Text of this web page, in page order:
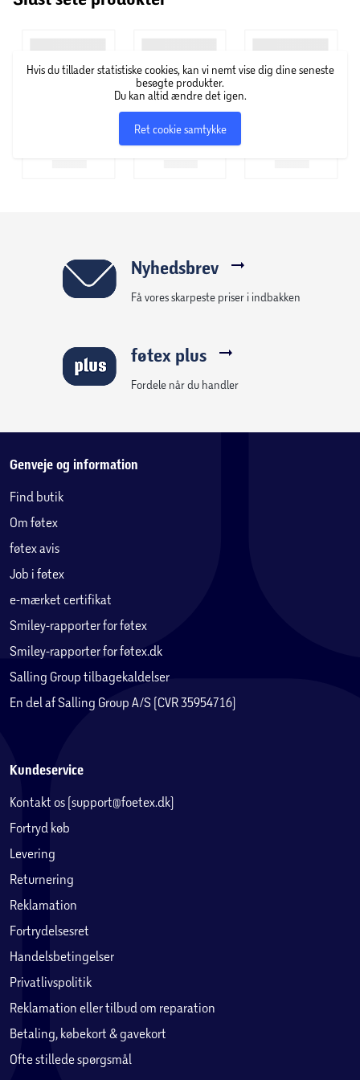
Dogman er en af Nordens største leverandører af
kæledyrsprodukter og har mere end 50 års erfaring i
branchen. Hos Dogman er deres vision at give kæledyr og
deres ejere den bedste hverdag ved at tilbyde rimelige og
nøje udvalgte produkter til hunde, katte, smådyr, fugle, fisk
Hvis du tillader statistiske cookies, kan vi nemt vise dig dine seneste
besøgte produkter.
Du kan altid ændre det igen.
Ret cookie samtykke
Nyhedsbrev
Få vores skarpeste priser i indbakken
føtex plus
Fordele når du handler
Genveje og information
Find butik
Om føtex
føtex avis
Job i føtex
e-mærket certifikat
Smiley-rapporter for føtex
Smiley-rapporter for føtex.dk
Salling Group tilbagekaldelser
En del af Salling Group A/S (CVR 35954716)
Kundeservice
Kontakt os (support@foetex.dk)
Fortryd køb
Levering
Returnering
Reklamation
Fortrydelsesret
Handelsbetingelser
Privatlivspolitik
Reklamation eller tilbud om reparation
Betaling, købekort & gavekort
Ofte stillede spørgsmål